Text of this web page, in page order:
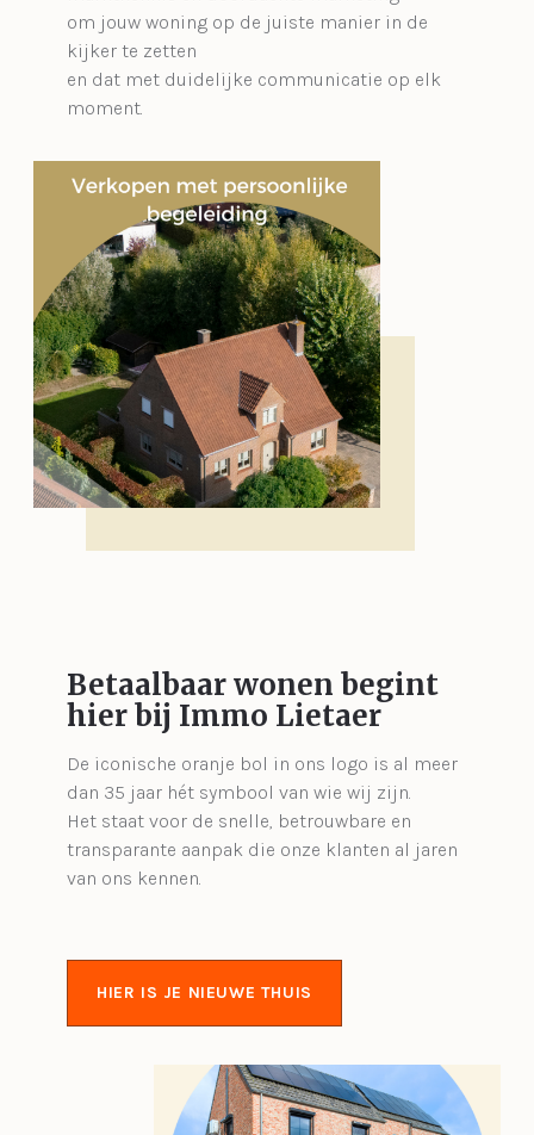
om jouw woning op de juiste manier in de
kijker te zetten
en dat met duidelijke communicatie op elk
moment.
Betaalbaar wonen begint
hier bij Immo Lietaer
De iconische oranje bol in ons logo is al meer
dan 35 jaar hét symbool van wie wij zijn.
Het staat voor de snelle, betrouwbare en
transparante aanpak die onze klanten al jaren
van ons kennen.
HIER IS JE NIEUWE THUIS